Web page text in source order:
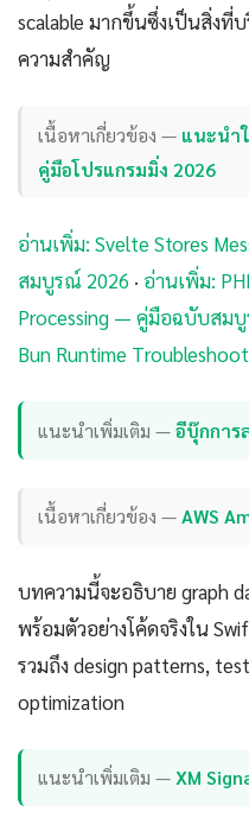
scalable มากขึ้นซึ่งเป็นสิ่งที่
ความสำคัญ
เนื้อหาเกี่ยวข้อง — แนะนำ
คู่มือโปรแกรมมิ่ง 2026
อ่านเพิ่ม: Svelte Stores
สมบูรณ์ 2026 · อ่านเพิ่ม:
Processing — คู่มือฉบับสม
Bun Runtime
แนะนำเพิ่มเติม —อีบุ๊กการ
เนื้อหาเกี่ยวข้อง —AWS
บทความนี้จะอธิบาย graph
พร้อมตัวอย่างโค้ดจริงใน
รวมถึง design patterns,
optimization
แนะนำเพิ่มเติม —XM